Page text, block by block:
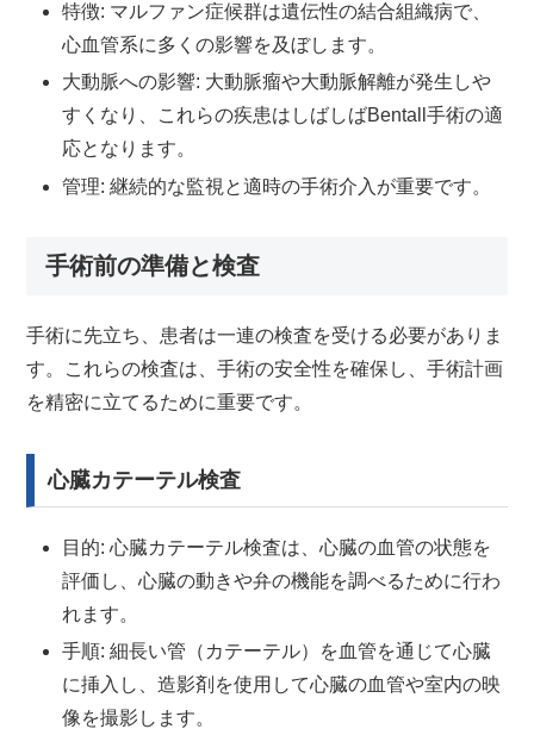
特徴: マルファン症候群は遺伝性の結合組織病で、
心血管系に多くの影響を及ぼします。
大動脈への影響: 大動脈瘤や大動脈解離が発生しや
すくなり、これらの疾患はしばしばBentall手術の適
応となります。
管理: 継続的な監視と適時の手術介入が重要です。
手術前の準備と検査
手術に先立ち、患者は一連の検査を受ける必要がありま
す。これらの検査は、手術の安全性を確保し、手術計画
を精密に立てるために重要です。
心臓カテーテル検査
目的: 心臓カテーテル検査は、心臓の血管の状態を
評価し、心臓の動きや弁の機能を調べるために行わ
れます。
手順: 細長い管（カテーテル）を血管を通じて心臓
に挿入し、造影剤を使用して心臓の血管や室内の映
像を撮影します。